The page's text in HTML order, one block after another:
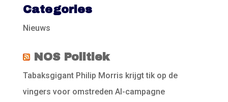
Categories
Nieuws
NOS Politiek
Tabaksgigant Philip Morris krijgt tik op de
vingers voor omstreden AI-campagne